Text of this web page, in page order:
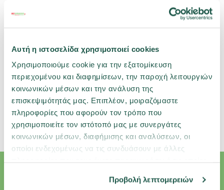
Αυτή η ιστοσελίδα χρησιμοποιεί cookies
Χρησιμοποιούμε cookie για την εξατομίκευση
περιεχομένου και διαφημίσεων, την παροχή λειτουργιών
κοινωνικών μέσων και την ανάλυση της
επισκεψιμότητάς μας. Επιπλέον, μοιραζόμαστε
πληροφορίες που αφορούν τον τρόπο που
χρησιμοποιείτε τον ιστότοπό μας με συνεργάτες
κοινωνικών μέσων, διαφήμισης και αναλύσεων, οι
οποίοι ενδεχομένως να τις συνδυάσουν με άλλες
Προβολή λεπτομερειών
Σχετικές κατηγορίες
Πτηνό Τροφές Λιχουδιές
Εγγραφή Newsletter